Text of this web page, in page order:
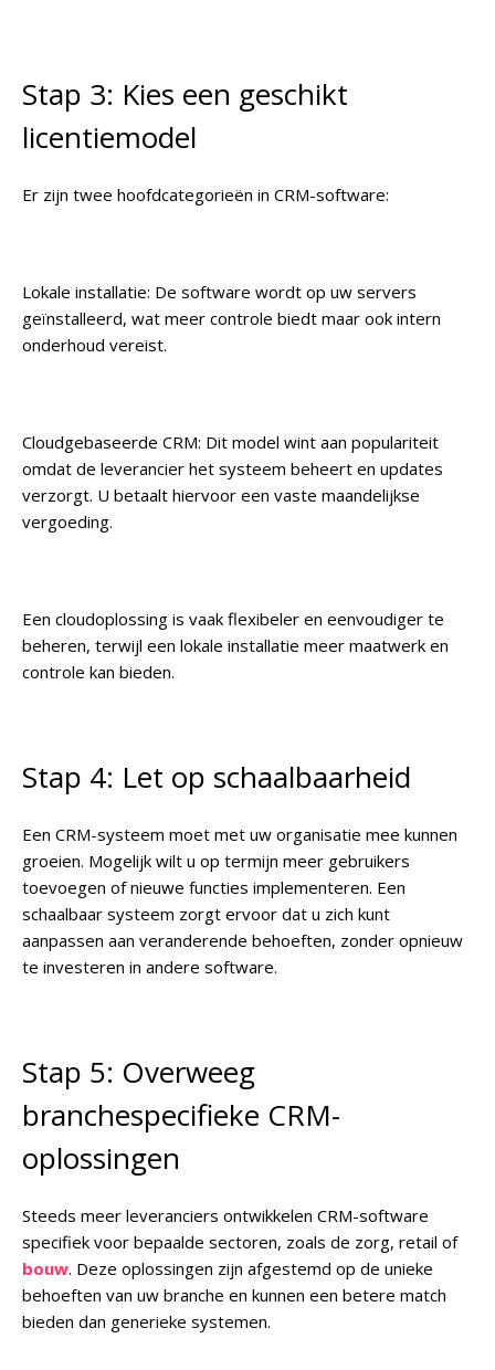
Stap 3: Kies een geschikt
licentiemodel
Er zijn twee hoofdcategorieën in CRM-software:
Lokale installatie: De software wordt op uw servers
geïnstalleerd, wat meer controle biedt maar ook intern
onderhoud vereist.
Cloudgebaseerde CRM: Dit model wint aan populariteit
omdat de leverancier het systeem beheert en updates
verzorgt. U betaalt hiervoor een vaste maandelijkse
vergoeding.
Een cloudoplossing is vaak flexibeler en eenvoudiger te
beheren, terwijl een lokale installatie meer maatwerk en
controle kan bieden.
Stap 4: Let op schaalbaarheid
Een CRM-systeem moet met uw organisatie mee kunnen
groeien. Mogelijk wilt u op termijn meer gebruikers
toevoegen of nieuwe functies implementeren. Een
schaalbaar systeem zorgt ervoor dat u zich kunt
aanpassen aan veranderende behoeften, zonder opnieuw
te investeren in andere software.
Stap 5: Overweeg
branchespecifieke CRM-
oplossingen
Steeds meer leveranciers ontwikkelen CRM-software
specifiek voor bepaalde sectoren, zoals de zorg, retail of
bouw. Deze oplossingen zijn afgestemd op de unieke
behoeften van uw branche en kunnen een betere match
bieden dan generieke systemen.